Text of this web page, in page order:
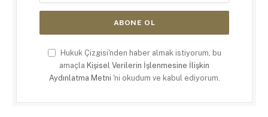
Hukuk Çizgisi'nden haber almak istiyorum, bu
amaçla Kişisel Verilerin İşlenmesine İlişkin
Aydınlatma Metni 'ni okudum ve kabul ediyorum.